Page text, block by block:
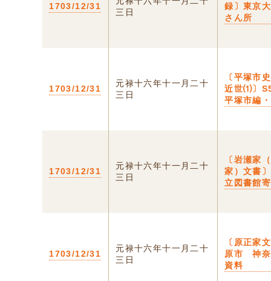
1703/12/31
三日
録〕東京
さん所
1703/12/31
元禄十六年十一月二十
三日
〔平塚市
近世⑴〕
平塚市編
1703/12/31
元禄十六年十一月二十
三日
〔岩瀬家
家）文書
立図書館
1703/12/31
元禄十六年十一月二十
三日
〔原正家
原市 神奈
資料